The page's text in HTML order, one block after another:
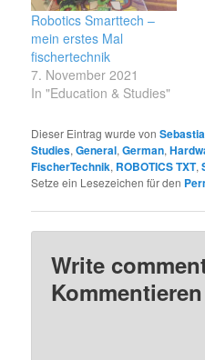
Robotics Smarttech –
mein erstes Mal
fischertechnik
7. November 2021
In "Education & Studies"
Dieser Eintrag wurde von
Studies,General,German,
FischerTechnik, ROBOTICS TXT,
Setze ein Lesezeichen für den
Write
Kommentieren